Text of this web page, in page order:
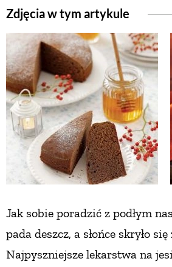
Zdjęcia w tym artykule
Jak sobie poradzić z podłym
pada deszcz, a słońce skryło
Najpyszniejsze lekarstwa na